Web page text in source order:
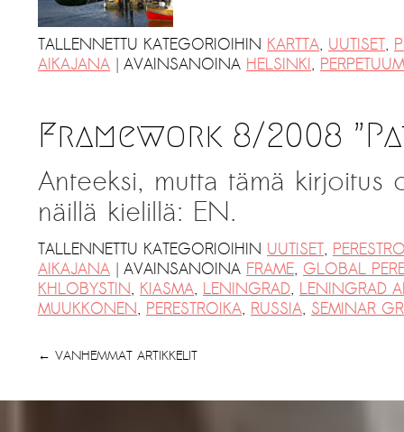
TALLENNETTU KATEGORIOIHIN KARTTA, UUTISET,
AIKAJANA | AVAINSANOINA HELSINKI,
Framework 8/2008
Anteeksi, mutta tämä kirjoitus
näillä kielillä: EN.
TALLENNETTU KATEGORIOIHIN UUTISET,
AIKAJANA | AVAINSANOINA FRAME, GLOBAL
KHLOBYSTIN, KIASMA, LENINGRAD, LENINGRAD
MUUKKONEN, PERESTROIKA, RUSSIA, SEMINAR
← VANHEMMAT ARTIKKELIT